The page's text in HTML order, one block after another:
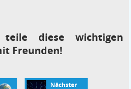
diese wichtigen
Freunden!
Nächster